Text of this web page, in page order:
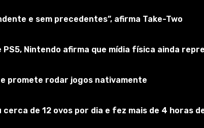
na foto.
e sem precedentes”, afirma Take-Two
Nintendo afirma que mídia física ainda
e promete rodar jogos nativamente
cerca de 12 ovos por dia e fez mais de 4